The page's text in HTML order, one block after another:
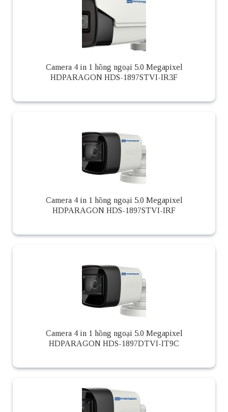
Camera 4 in 1 hồng ngoại 5.0 Megapixel
HDPARAGON HDS-1897STVI-IR3F
Camera 4 in 1 hồng ngoại 5.0 Megapixel
HDPARAGON HDS-1897STVI-IRF
Camera 4 in 1 hồng ngoại 5.0 Megapixel
HDPARAGON HDS-1897DTVI-IT9C